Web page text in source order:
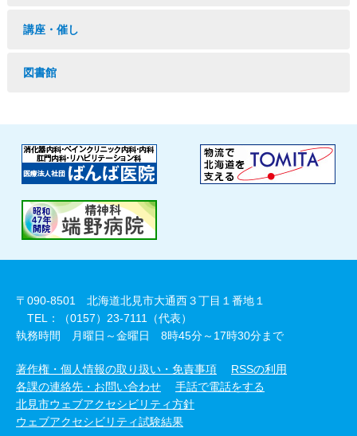
講座・催し
図書館
〒090-8501 北海道北見市大通西３丁目１番地１
TEL：（0157）23-7111（代表）
執務時間 月曜日～金曜日 8時45分～17時30分まで
著作権・個人情報の取り扱い・免責事項
RSSの利用
各課の連絡先・お問い合わせ
手話で電話をする
北見市ウェブアクセシビリティ方針
ウェブアクセシビリティ試験結果